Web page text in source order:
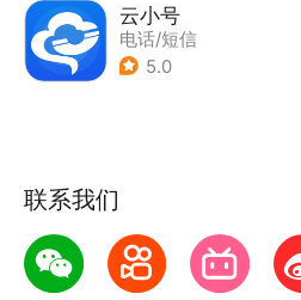
云小号
电话/短信
5.0
联系我们